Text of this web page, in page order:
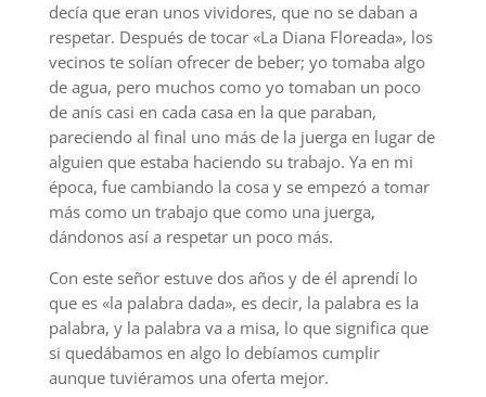
decía que eran unos vividores, que no se daban a
respetar. Después de tocar «La Diana Floreada», los
vecinos te solían ofrecer de beber; yo tomaba algo
de agua, pero muchos como yo tomaban un poco
de anís casi en cada casa en la que paraban,
pareciendo al final uno más de la juerga en lugar de
alguien que estaba haciendo su trabajo. Ya en mi
época, fue cambiando la cosa y se empezó a tomar
más como un trabajo que como una juerga,
dándonos así a respetar un poco más.
Con este señor estuve dos años y de él aprendí lo
que es «la palabra dada», es decir, la palabra es la
palabra, y la palabra va a misa, lo que significa que
si quedábamos en algo lo debíamos cumplir
aunque tuviéramos una oferta mejor.